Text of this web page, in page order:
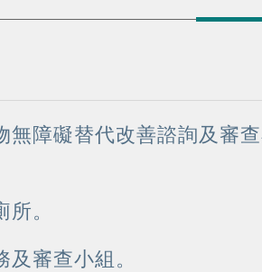
無障礙替代改善諮詢及審
。
審查小組。